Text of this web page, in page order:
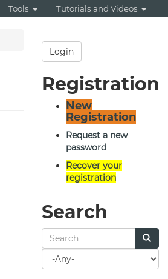
Tools Tutorials and Videos
Login
Registration
New
Registration
Request a new
password
Recover your
registration
Search
Search
for